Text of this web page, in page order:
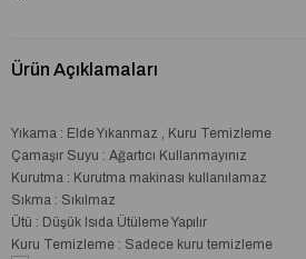
Ürün Açıklamaları
Yıkama : Elde Yıkanmaz , Kuru Temizleme
Çamaşır Suyu : Ağartıcı Kullanmayınız
Kurutma : Kurutma makinası kullanılamaz
Sıkma : Sıkılmaz
Ütü : Düşük Isıda Ütüleme Yapılır
Kuru Temizleme : Sadece kuru temizleme